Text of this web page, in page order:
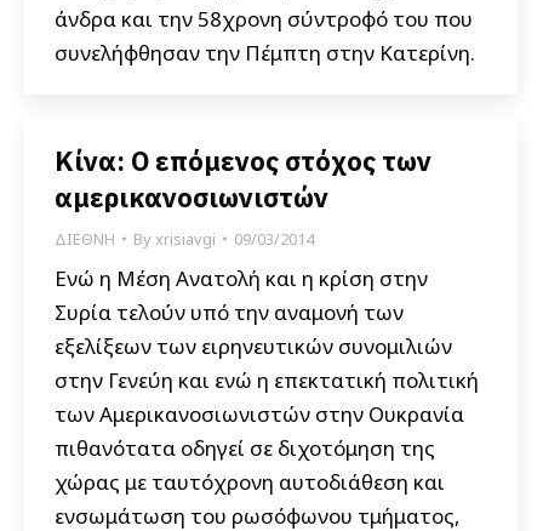
άνδρα και την 58χρονη σύντροφό του που
συνελήφθησαν την Πέμπτη στην Κατερίνη.
Κίνα: Ο επόμενος στόχος των
αμερικανοσιωνιστών
ΔΙΕΘΝΗ Byxrisiavgi 09/03/2014
Ενώ η Μέση Ανατολή και η κρίση στην
Συρία τελούν υπό την αναμονή των
εξελίξεων των ειρηνευτικών συνομιλιών
στην Γενεύη και ενώ η επεκτατική πολιτική
των Αμερικανοσιωνιστών στην Ουκρανία
πιθανότατα οδηγεί σε διχοτόμηση της
χώρας με ταυτόχρονη αυτοδιάθεση και
ενσωμάτωση του ρωσόφωνου τμήματος,